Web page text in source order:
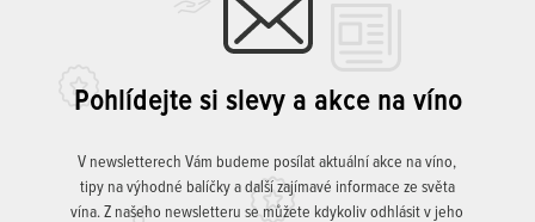
Pohlídejte si slevy a akce na víno
V newsletterech Vám budeme posílat aktuální akce na víno,
tipy na výhodné balíčky a další zajímavé informace ze světa
vína. Z našeho newsletteru se můžete kdykoliv odhlásit v jeho